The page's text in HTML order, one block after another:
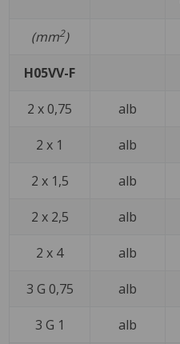
(mm2)
H05VV-F
2 x 0,75 alb
2 x 1 alb
2 x 1,5 alb
2 x 2,5 alb
2 x 4 alb
3 G 0,75 alb
3 G 1 alb